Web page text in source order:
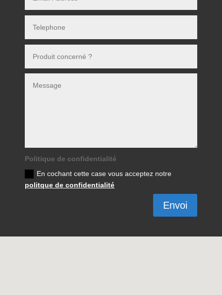
Politique de confidentialité
En cochant cette case vous acceptez notre
politque de confidentialité
Envoi